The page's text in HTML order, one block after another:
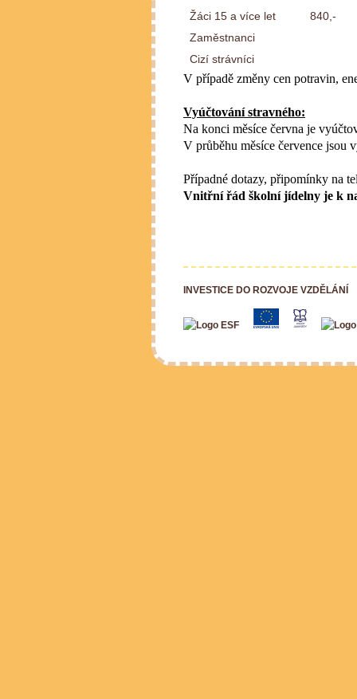
Žáci 15 a více let
840,-
Zaměstnanci
Cizí strávníci
V případě změny cen potravin,
Vyúčtování stravného:
Na konci měsíce června je
V průběhu měsíce července jsou
Případné dotazy, připomínky na
Vnitřní řád školní jídelny je k
INVESTICE DO ROZVOJE VZDĚLÁNÍ